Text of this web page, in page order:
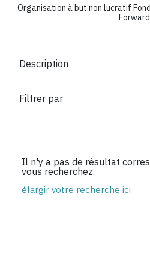
Organisation à but non lucratif
Forward
Description
Filtrer par
Il n'y a pas de résultat
vous recherchez.
élargir votre recherche ici